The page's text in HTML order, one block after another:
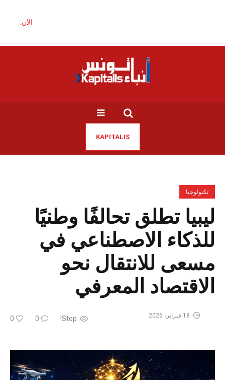
الآن:
KAPITALIS
تكنولوجيا
ليبيا تطلق تحالفًا وطنيًا
للذكاء الاصطناعي في
مسعى للانتقال نحو
الاقتصاد المعرفي
Stop!
0
0 18 فبراير، 2026